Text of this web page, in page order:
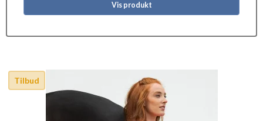
Vis produkt
Tilbud